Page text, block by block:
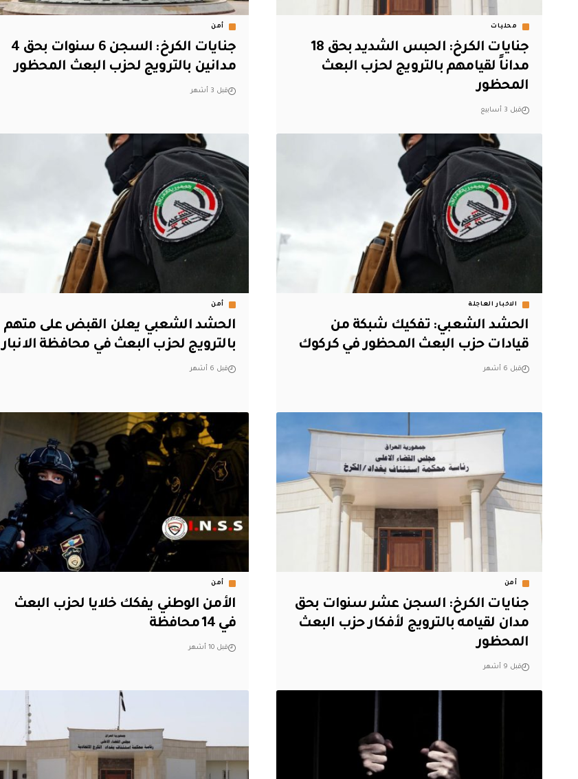
محليات
جنايات الكرخ: الحبس الشديد بحق 18
مداناً لقيامهم بالترويج لحزب البعث
المحظور
قبل 3 أسابيع
أمن
جنايات الكرخ: السجن 6 سنوات بحق 4
مدانين بالترويج لحزب البعث المحظور
قبل 3 أشهر
الاخبار العاجلة
الحشد الشعبي: تفكيك شبكة من
قيادات حزب البعث المحظور في كركوك
قبل 6 أشهر
أمن
الحشد الشعبي يعلن القبض على متهم
بالترويج لحزب البعث في محافظة الانبار
قبل 6 أشهر
أمن
جنايات الكرخ: السجن عشر سنوات بحق
مدان لقيامه بالترويج لأفكار حزب البعث
المحظور
قبل 9 أشهر
أمن
الأمن الوطني يفكك خلايا لحزب البعث
في 14 محافظة
قبل 10 أشهر